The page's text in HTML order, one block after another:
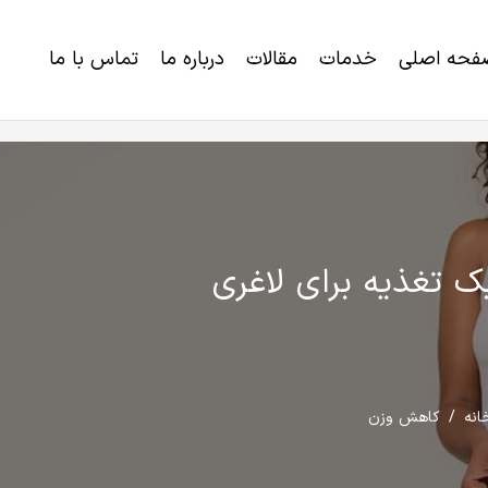
اصلی خدمات مقالات درباره ما تماس با ما
تغذیه برای لاغری
/ کاهش وزن